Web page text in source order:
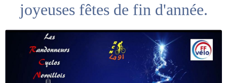
joyeuses fêtes de fin d'année.